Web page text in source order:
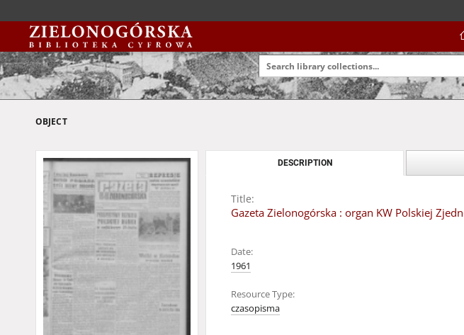
OBJECT
DESCRIPTION
Title:
Gazeta Zielonogórska : organ KW Polskiej
Date:
1961
Resource Type:
czasopisma